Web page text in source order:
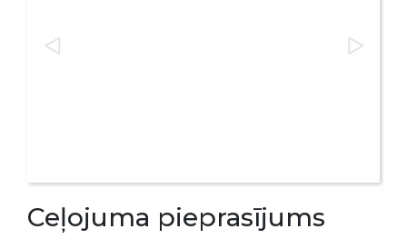
Ceļojuma pieprasījums